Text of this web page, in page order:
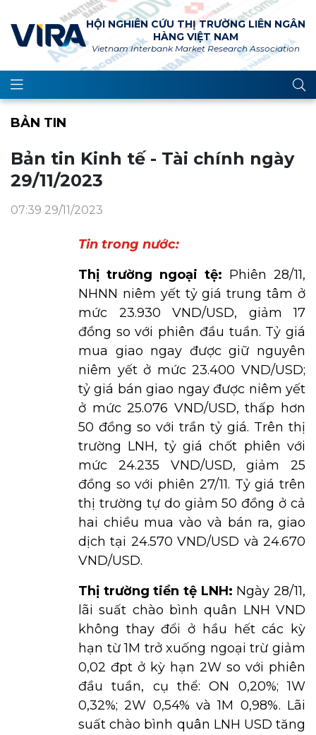
HỘI NGHIÊN CỨU THỊ TRƯỜNG LIÊN NGÂN
HÀNG VIỆT NAM
Vietnam Interbank Market Research Association
BẢN TIN
Bản tin Kinh tế - Tài chính ngày
29/11/2023
07:39 29/11/2023
Tin trong nước:
Thị trường ngoại tệ: Phiên 28/11,
NHNN niêm yết tỷ giá trung tâm ở
mức 23.930 VND/USD, giảm 17
đồng so với phiên đầu tuần. Tỷ giá
mua giao ngay được giữ nguyên
niêm yết ở mức 23.400 VND/USD;
tỷ giá bán giao ngay được niêm yết
ở mức 25.076 VND/USD, thấp hơn
50 đồng so với trần tỷ giá. Trên thị
trường LNH, tỷ giá chốt phiên với
mức 24.235 VND/USD, giảm 25
đồng so với phiên 27/11. Tỷ giá trên
thị trường tự do giảm 50 đồng ở cả
hai chiều mua vào và bán ra, giao
dịch tại 24.570 VND/USD và 24.670
VND/USD.
Thị trường tiền tệ LNH: Ngày 28/11,
lãi suất chào bình quân LNH VND
không thay đổi ở hầu hết các kỳ
hạn từ 1M trở xuống ngoại trừ giảm
0,02 đpt ở kỳ hạn 2W so với phiên
đầu tuần, cụ thể: ON 0,20%; 1W
0,32%; 2W 0,54% và 1M 0,98%. Lãi
suất chào bình quân LNH USD tăng